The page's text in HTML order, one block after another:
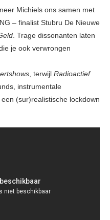
Michiels ons samen met
– finalist Stubru De Nieuwe
. Trage dissonanten laten
je ook verwrongen
, terwijl Radioactief
instrumentale
(sur)realistische lockdown